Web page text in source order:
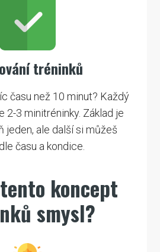
tréninků
času než 10 minut? Každý
2-3 minitréninky. Základ je
jeden, ale další si můžeš
času a kondice.
koncept
smysl?